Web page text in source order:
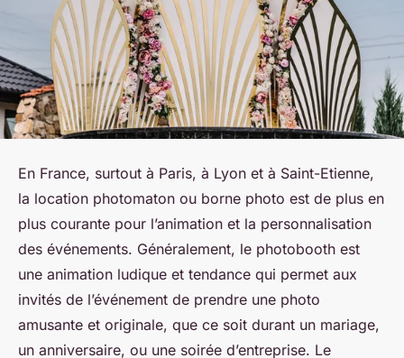
En France, surtout à Paris, à Lyon et à Saint-Etienne,
la location photomaton ou borne photo est de plus en
plus courante pour l’animation et la personnalisation
des événements. Généralement, le photobooth est
une animation ludique et tendance qui permet aux
invités de l’événement de prendre une photo
amusante et originale, que ce soit durant un mariage,
un anniversaire, ou une soirée d’entreprise. Le